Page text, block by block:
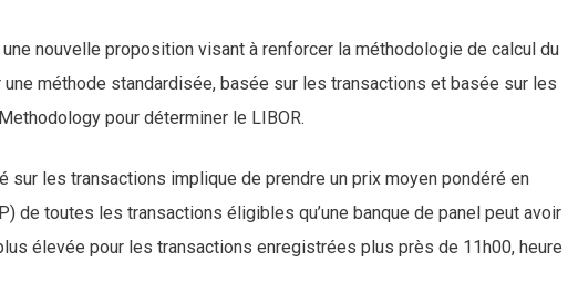
une nouvelle proposition visant à renforcer la méthodologie de calcul du
une méthode standardisée, basée sur les transactions et basée sur les
pour déterminer le LIBOR.
sur les transactions implique de prendre un prix moyen pondéré en
de toutes les transactions éligibles qu’une banque de panel peut avoir
élevée pour les transactions enregistrées plus près de 11h00, heure